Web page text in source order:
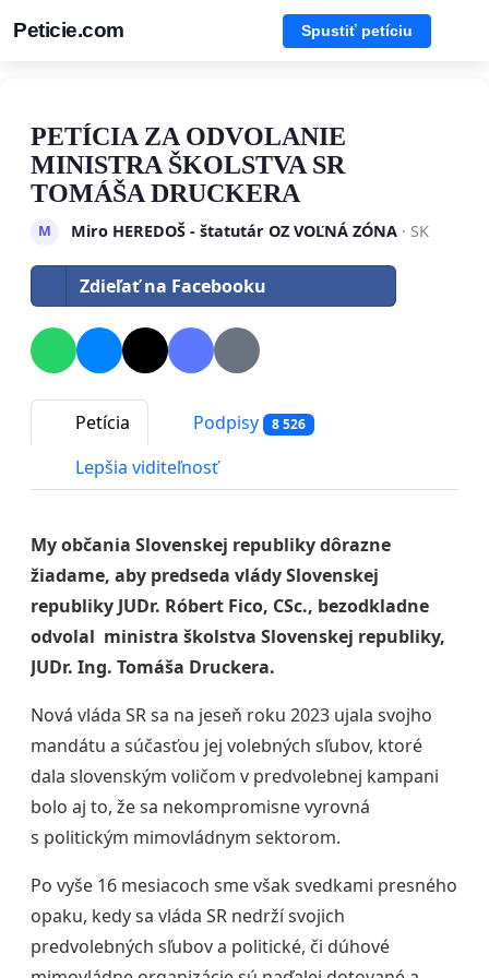
Peticie.com Spustiť petíciu
PETÍCIA ZA ODVOLANIE
MINISTRA ŠKOLSTVA SR
TOMÁŠA DRUCKERA
M Miro HEREDOŠ - štatutár OZ VOĽNÁ ZÓNA· SK
Zdieľať na Facebooku
Petícia Podpisy 8 526
Lepšia viditeľnosť
My občania Slovenskej republiky dôrazne
žiadame, aby predseda vlády Slovenskej
republiky JUDr. Róbert Fico, CSc., bezodkladne
odvolal ministra školstva Slovenskej republiky,
JUDr. Ing. Tomáša Druckera.
Nová vláda SR sa na jeseň roku 2023 ujala svojho
mandátu a súčasťou jej volebných sľubov, ktoré
dala slovenským voličom v predvolebnej kampani
bolo aj to, že sa nekompromisne vyrovná
s politickým mimovládnym sektorom.
Po vyše 16 mesiacoch sme však svedkami presného
opaku, kedy sa vláda SR nedrží svojich
predvolebných sľubov a politické, či dúhové